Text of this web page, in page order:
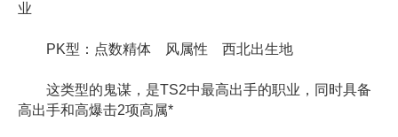
业
PK型：点数精体 风属性 西北出生地
这类型的鬼谋，是TS2中最高出手的职业，同时具备
高出手和高爆击2项高属*